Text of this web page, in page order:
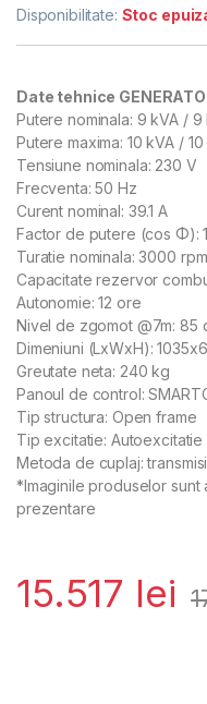
Disponibilitate: Stoc
Date tehnice
Putere nominala: 9 kVA / 9
Putere maxima: 10 kVA /
Tensiune nominala: 230 V
Frecventa: 50 Hz
Curent nominal: 39.1 A
Factor de putere (cos Φ):
Turatie nominala: 3000 rpm
Capacitate rezervor
Autonomie: 12 ore
Nivel de zgomot @7m: 85
Dimeniuni (LxWxH):
Greutate neta: 240 kg
Panoul de control:
Tip structura: Open frame
Tip excitatie: Autoexcitatie
Metoda de cuplaj:
*Imaginile produselor sunt
prezentare
15.517 lei